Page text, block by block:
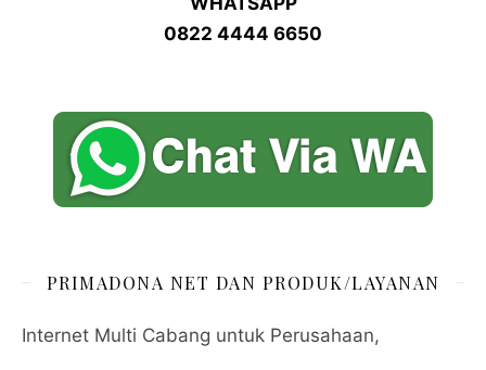
0822 4444 6650
PRIMADONA NET DAN PRODUK/LAYANAN
Internet Multi Cabang untuk Perusahaan,